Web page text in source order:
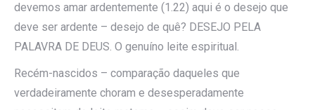
devemos amar ardentemente (1.22) aqui é o desejo que
deve ser ardente – desejo de quê? DESEJO PELA
PALAVRA DE DEUS. O genuíno leite espiritual.
Recém-nascidos – comparação daqueles que
verdadeiramente choram e desesperadamente